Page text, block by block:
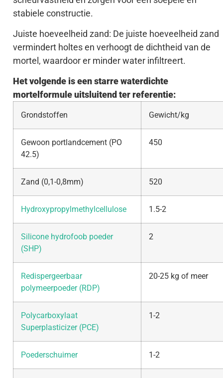
stabiele constructie.
Juiste hoeveelheid zand: De juiste hoeveelheid zand
vermindert holtes en verhoogt de dichtheid van de
mortel, waardoor er minder water infiltreert.
Het volgende is een starre waterdichte
mortelformule uitsluitend ter referentie:
Grondstoffen Gewicht/kg
Gewoon portlandcement (PO
42.5)
450
Zand (0,1-0,8mm) 520
Hydroxypropylmethylcellulose 1.5-2
Silicone hydrofoob poeder
(SHP)
2
Redispergeerbaar
polymeerpoeder (RDP)
20-25 kg of meer
Polycarboxylaat
Superplasticizer (PCE)
1-2
Poederschuimer 1-2